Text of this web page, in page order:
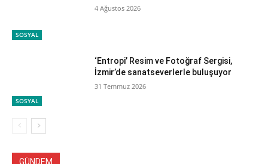
SOSYAL
4 Ağustos 2026
SOSYAL
‘Entropi’ Resim ve Fotoğraf Sergisi,
İzmir’de sanatseverlerle buluşuyor
31 Temmuz 2026
GÜNDEM